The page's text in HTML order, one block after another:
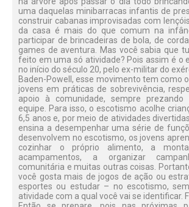
uma daquelas minibarracas infantis de
construir cabanas improvisadas com
da casa é mais do que comum na
participar de brincadeiras de bola, de
games de aventura. Mas você sabia que
feito em uma só atividade? Pois assim é o
no início do século 20, pelo ex-militar do
Baden-Powell, esse movimento tem como
jovens em práticas de sobrevivência,
apoio à comunidade, sempre
equipe. Para isso, o escotismo acolhe
6,5 anos e, por meio de atividades
ensina a desempenhar uma série de
desenvolvem no escotismo, os jovens
cozinhar o próprio alimento, a
acampamentos, a organizar
comunitária e muitas outras coisas.
você gosta mais de jogos de ação ou
esportes ou estudar – no escotismo,
atividade com a qual você vai se identificar.